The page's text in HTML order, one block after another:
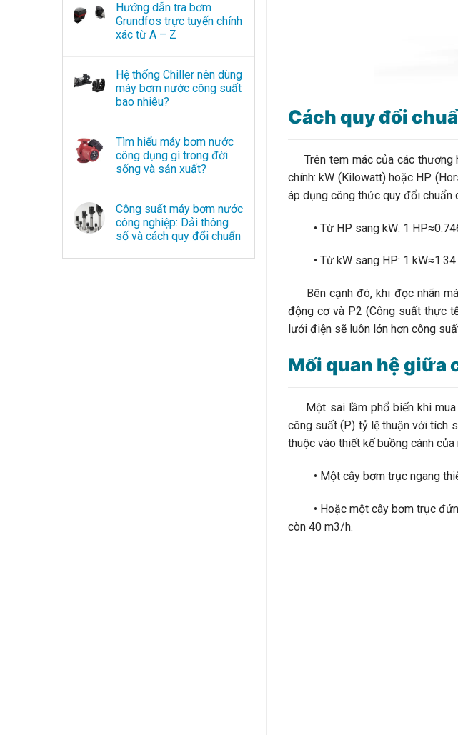
Hướng dẫn tra bơm
Grundfos trực tuyến chính
xác từ A – Z
Hệ thống Chiller nên dùng
máy bơm nước công suất
bao nhiêu?
Tìm hiểu máy bơm nước
công dụng gì trong đời
sống và sản xuất?
Công suất máy bơm nước
công nghiệp: Dải thông
số và cách quy đổi chuẩn
Cách quy đổi
Trên tem mác của các thương
chính: kW (Kilowatt) hoặc HP
áp dụng công thức quy đổi chuẩn
• Từ HP sang kW: 1 HP≈0.746
• Từ kW sang HP: 1 kW≈1.34
Bên cạnh đó, khi đọc nhãn
động cơ và P2​ (Công suất thực
lưới điện sẽ luôn lớn hơn công
Mối quan hệ giữa
Một sai lầm phổ biến khi mua
công suất (P) tỷ lệ thuận với tích
thuộc vào thiết kế buồng cánh
• Một cây bơm trục ngang
• Hoặc một cây bơm trục
còn 40 m3/h.